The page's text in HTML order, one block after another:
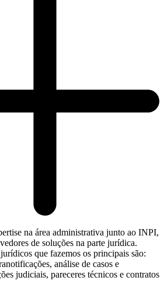
na área administrativa junto ao INPI,
de soluções na parte jurídica.
que fazemos os principais são:
análise de casos e
judiciais, pareceres técnicos e contratos